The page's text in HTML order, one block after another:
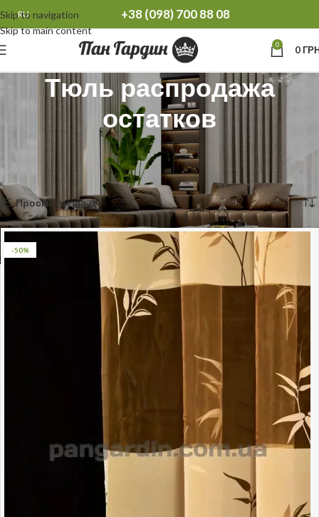
Skip to navigation
Skip to main content
RU +38 (098) 700 88 08
0 0
Тюль распродажа
остатков
Распродажа остатков Тюль Шторы
Тюль распродажа остатков
Отображение 1–12 из 538
Просмотренные
-50%